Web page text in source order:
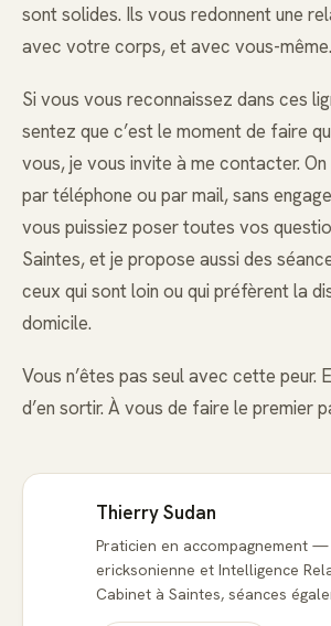
sont solides. Ils vous redonnent une
avec votre corps, et avec vous-même.
Si vous vous reconnaissez dans ces
sentez que c’est le moment de faire
vous, je vous invite à me contacter.
par téléphone ou par mail, sans
vous puissiez poser toutes vos
Saintes, et je propose aussi des
ceux qui sont loin ou qui préfèrent la
domicile.
Vous n’êtes pas seul avec cette peur.
d’en sortir. À vous de faire le premier
Thierry Sudan
Praticien en accompagnement —
ericksonienne et Intelligence
Cabinet à Saintes, séances